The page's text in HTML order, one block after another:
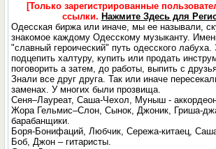
[Только зарегистрированные
ссылки. Нажмите Здесь для
Одесская биржа или иначе, мы ее называли,
знакомое каждому Одесскому музыканту.
"славный героический" путь одесского
подцепить халтуру, купить или продать
поговорить а затем, до работы, выпить с
Знали все друг друга. Так или иначе
заменах. У многих были прозвища.
Сеня–Лауреат, Саша-Чехол, Муныш -
Жора Гельмис–Слон, Сынок, Джоник, Гриша-
барабанщики.
Боря-Бонифаций, Любчик, Сережа-китаец,
Боб, Джон – гитаристы.